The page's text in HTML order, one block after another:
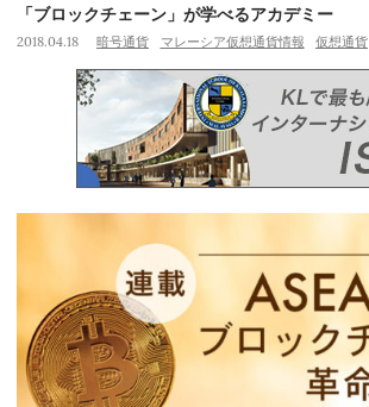
「ブロックチェーン」が学べるアカデミー
2018.04.18 暗号通貨 マレーシア仮想通貨情報 仮想通貨